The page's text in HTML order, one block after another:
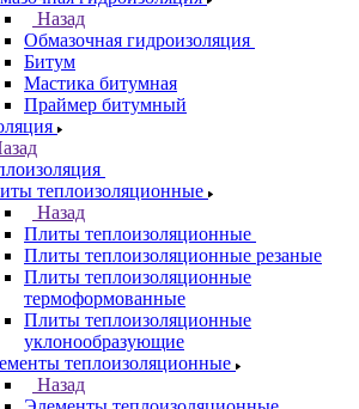
Назад
Обмазочная гидроизоляция
Битум
Мастика битумная
Праймер битумный
теплоизоляционные
Назад
Плиты теплоизоляционные
Плиты теплоизоляционные резаные
Плиты теплоизоляционные
термоформованные
Плиты теплоизоляционные
уклонообразующие
теплоизоляционные
Назад